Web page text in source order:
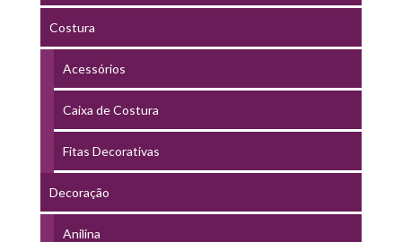
Costura
Acessórios
Caixa de Costura
Fitas Decorativas
Decoração
Anilina